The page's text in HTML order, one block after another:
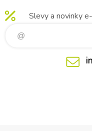
Slevy a novinky